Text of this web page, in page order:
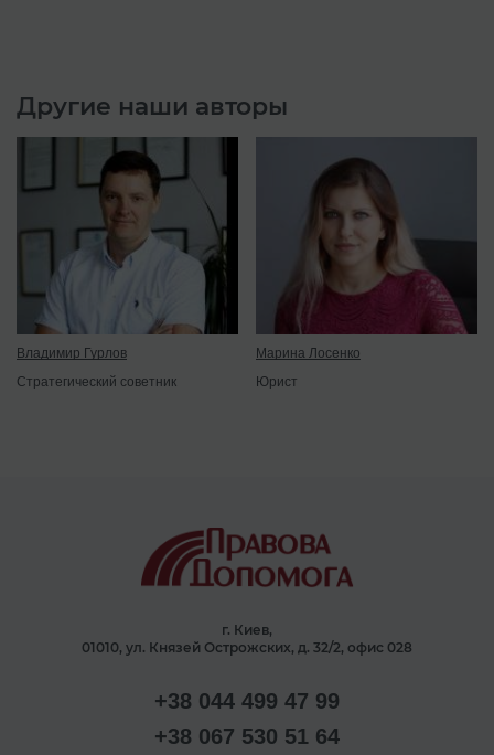
Другие наши авторы
Владимир Гурлов
Стратегический советник
Марина Лосенко
Юрист
г. Киев,
01010, ул. Князей Острожских, д. 32/2, офис 028
+38 044 499 47 99
+38 067 530 51 64